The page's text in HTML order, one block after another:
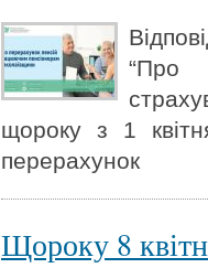
“Про
щороку з 1
перерахунок
Щороку 8